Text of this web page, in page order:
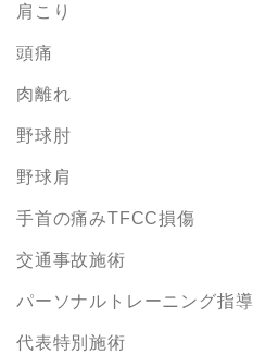
肩こり
頭痛
肉離れ
野球肘
野球肩
手首の痛みTFCC損傷
交通事故施術
パーソナルトレーニング指導
代表特別施術